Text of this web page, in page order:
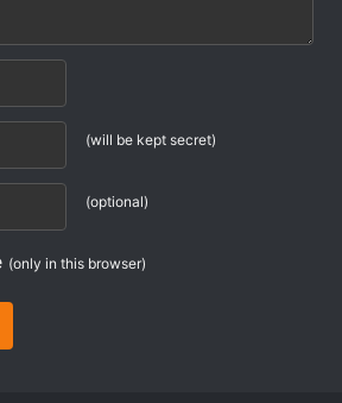
(will be kept secret)
(optional)
(only in this browser)